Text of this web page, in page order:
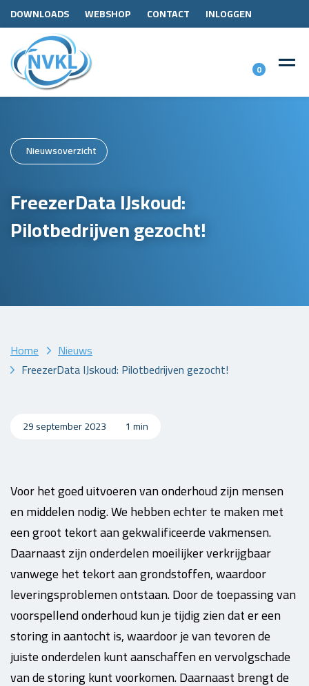
DOWNLOADS WEBSHOP CONTACT INLOGGEN
0
Nieuwsoverzicht
FreezerData IJskoud:
Pilotbedrijven gezocht!
Home
Nieuws
FreezerData IJskoud: Pilotbedrijven gezocht!
29 september 2023 1 min
Voor het goed uitvoeren van onderhoud zijn mensen
en middelen nodig. We hebben echter te maken met
een groot tekort aan gekwalificeerde vakmensen.
Daarnaast zijn onderdelen moeilijker verkrijgbaar
vanwege het tekort aan grondstoffen, waardoor
leveringsproblemen ontstaan. Door de toepassing van
voorspellend onderhoud kun je tijdig zien dat er een
storing in aantocht is, waardoor je van tevoren de
juiste onderdelen kunt aanschaffen en vervolgschade
van de storing kunt voorkomen. Daarnaast brengt de